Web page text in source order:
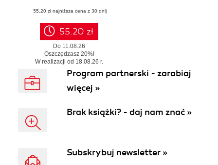
(55,20 zł najniższa cena z 30 dni)
55.20 zł
Do 11.08.26
Oszczędzasz 20%!
W realizacji od 18.08.26 r.
Program partnerski - zarabiaj
więcej »
Brak książki? - daj nam znać »
Subskrybuj newsletter »